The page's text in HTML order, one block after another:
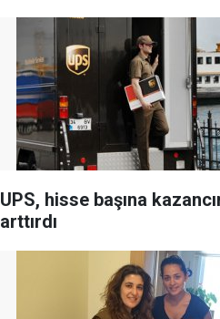
UPS, hisse başına
arttırdı